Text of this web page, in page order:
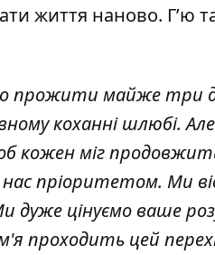
життя наново. Г’ю
прожити майже три
коханні шлюбі.
кожен міг
пріоритетом. Ми
цінуємо ваше
проходить цей